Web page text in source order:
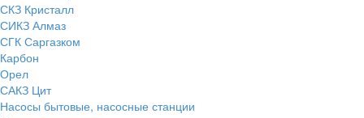
СКЗ Кристалл
СИКЗ Алмаз
СГК Саргазком
Карбон
Орел
САКЗ Цит
Насосы бытовые, насосные станции